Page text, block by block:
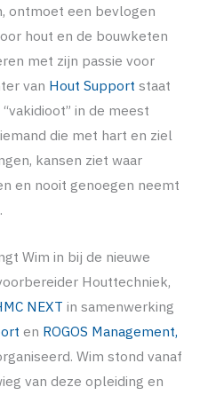
ontmoet een bevlogen
hout en de bouwketen
met zijn passie voor
van Hout Support staat
in de meest
die met hart en ziel
kansen ziet waar
en nooit genoegen neemt
Wim in bij de nieuwe
Houttechniek,
NEXT in samenwerking
en ROGOS Management,
Wim stond vanaf
van deze opleiding en